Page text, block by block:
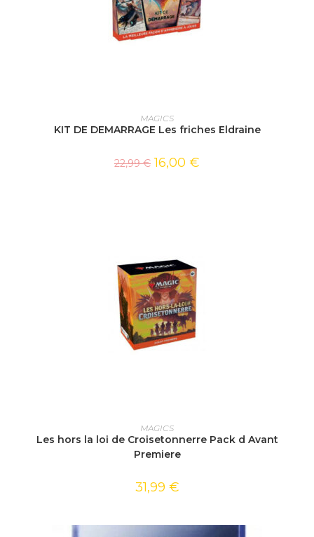
AJOUTER AU PANIER
MAGICS
KIT DE DEMARRAGE Les friches Eldraine
22,99€ 16,00 €
AJOUTER AU PANIER
MAGICS
Les hors la loi de Croisetonnerre Pack d Avant
Premiere
31,99 €